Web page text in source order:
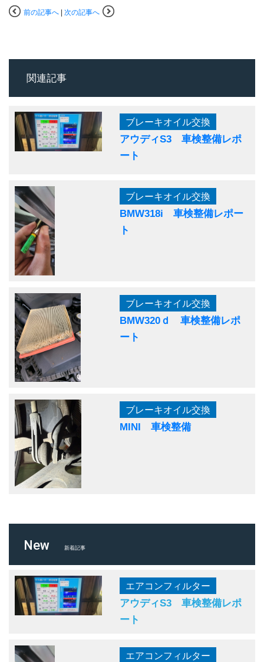
前の記事へ 次の記事へ
関連記事
ブレーキオイル交換
アウディS3 車検整備レポ
ート
ブレーキオイル交換
BMW318i 車検整備レポー
ト
ブレーキオイル交換
BMW320ｄ 車検整備レポ
ート
ブレーキオイル交換
MINI 車検整備
New 新着記事
エアコンフィルター
アウディS3 車検整備レポ
ート
エアコンフィルター